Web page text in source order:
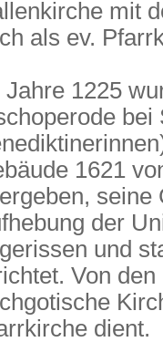
mit
als ev.
Jahre 1225
bei
1621
seine
der
und
Von
dient.